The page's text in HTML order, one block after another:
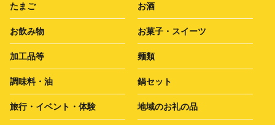
たまご お酒
お飲み物 お菓子・スイーツ
加工品等 麺類
調味料・油 鍋セット
旅行・イベント・体験 地域のお礼の品